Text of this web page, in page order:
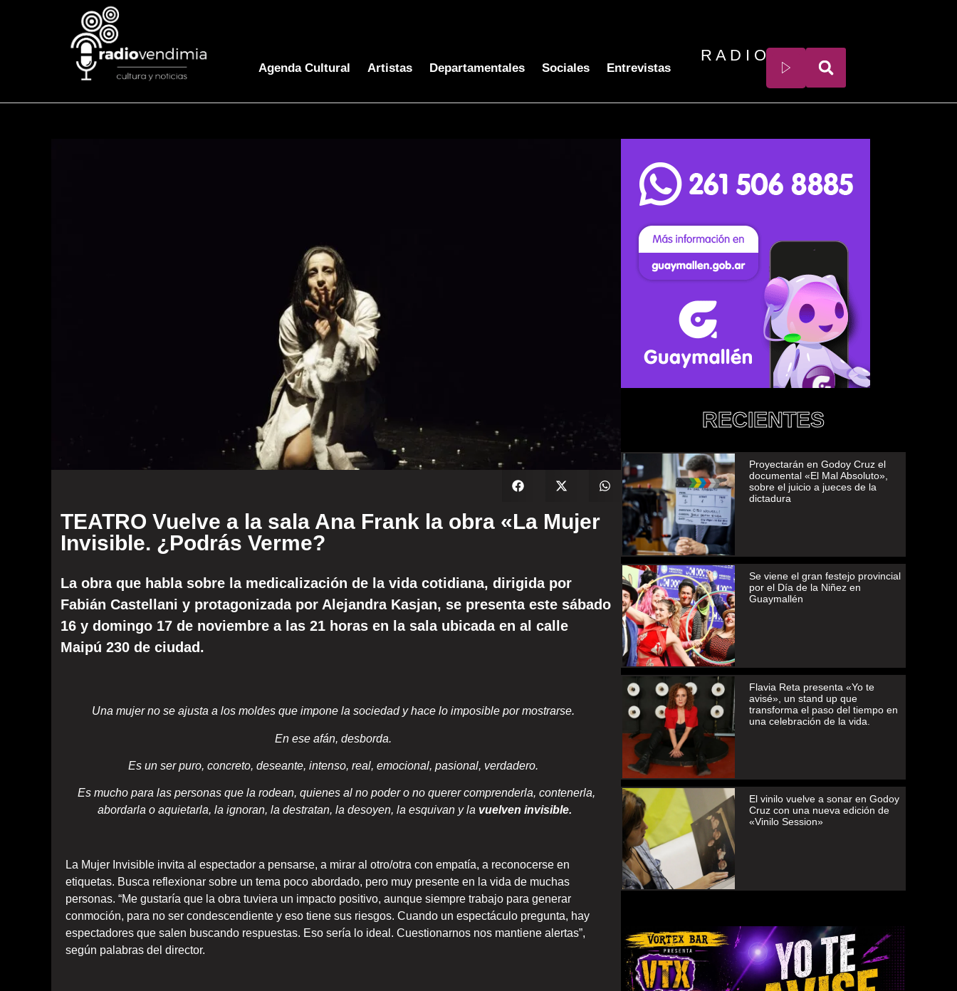
Agenda Cultural Artistas Departamentales Sociales Entrevistas
R A D I O
TEATRO Vuelve a la sala Ana Frank la obra «La Mujer
Invisible. ¿Podrás Verme?
La obra que habla sobre la medicalización de la vida cotidiana, dirigida por
Fabián Castellani y protagonizada por Alejandra Kasjan, se presenta este sábado
16 y domingo 17 de noviembre a las 21 horas en la sala ubicada en al calle
Maipú 230 de ciudad.
Una mujer no se ajusta a los moldes que impone la sociedad y hace lo imposible por mostrarse.
En ese afán, desborda.
Es un ser puro, concreto, deseante, intenso, real, emocional, pasional, verdadero.
Es mucho para las personas que la rodean, quienes al no poder o no querer comprenderla, contenerla,
abordarla o aquietarla, la ignoran, la destratan, la desoyen, la esquivan y la vuelven invisible.
La Mujer nvisible invita al espectador a pensarse, a mirar al otro/otra con empatía, a reconocerse en
etiquetas. Busca reflexionar sobre un tema poco abordado, pero muy presente en la vida de muchas
personas. “Me gustaría que la obra tuviera un impacto positivo, aunque siempre trabajo para generar
conmoción, para no ser condescendiente y eso tiene sus riesgos. Cuando un espectáculo pregunta, hay
espectadores que salen buscando respuestas. Eso sería lo ideal. Cuestionarnos nos mantiene alertas”,
según palabras del director.
RECIENTES
Proyectarán en Godoy Cruz el
documental «El Mal Absoluto»,
sobre el juicio a jueces de la
dictadura
Se viene el gran festejo provincial
por el Día de la Niñez en
Guaymallén
Flavia Reta presenta «Yo te
avisé», un stand up que
transforma el paso del tiempo en
una celebración de la vida.
El vinilo vuelve a sonar en Godoy
Cruz con una nueva edición de
«Vinilo Session»